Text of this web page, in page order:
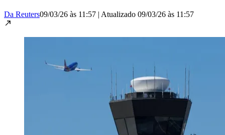
Da Reuters09/03/26 às 11:57 | Atualizado 09/03/26 às 11:57